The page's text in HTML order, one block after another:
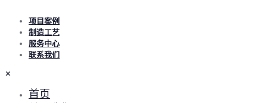
项目案例
制造工艺
服务中心
联系我们
✕
首页